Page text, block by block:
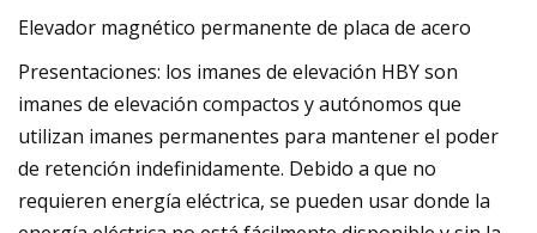
Elevador magnético permanente de placa de acero
Presentaciones: los imanes de elevación HBY son
imanes de elevación compactos y autónomos que
utilizan imanes permanentes para mantener el poder
de retención indefinidamente. Debido a que no
requieren energía eléctrica, se pueden usar donde la